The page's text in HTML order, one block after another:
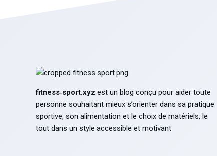
fitness‑sport.xyz est un blog conçu pour aider toute
personne souhaitant mieux s’orienter dans sa pratique
sportive, son alimentation et le choix de matériels, le
tout dans un style accessible et motivant